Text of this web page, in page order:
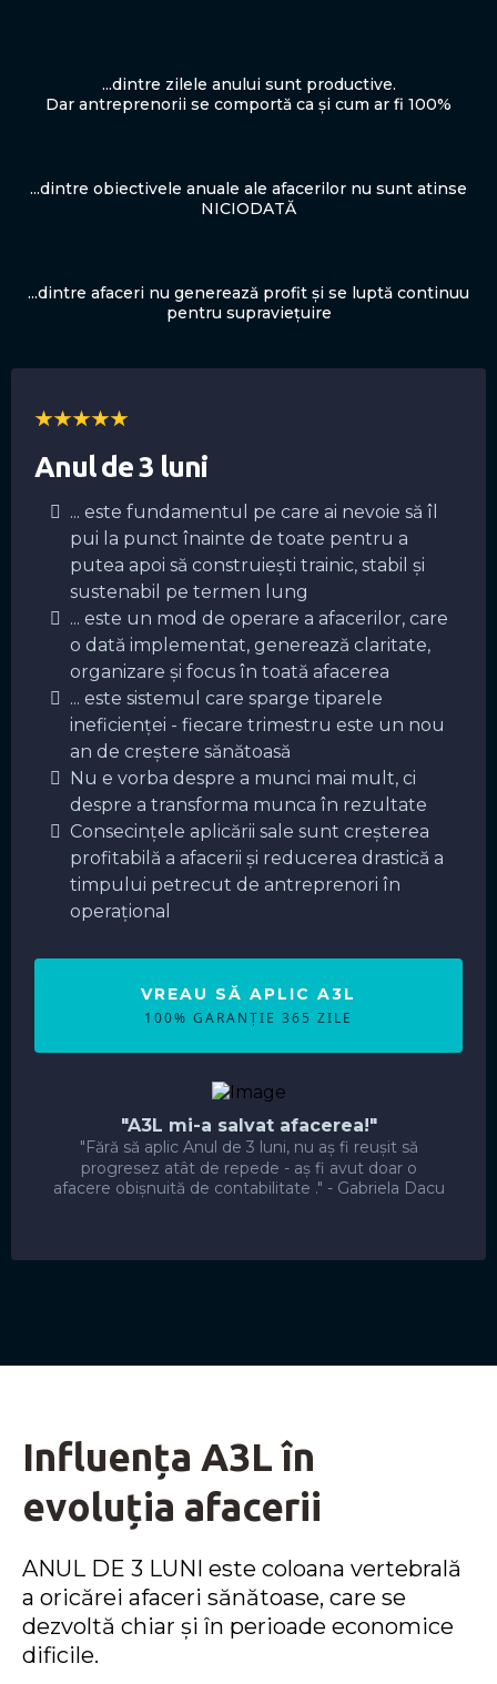
...dintre zilele anului sunt productive.
Dar antreprenorii se comportă ca și cum ar fi 100%
...dintre obiectivele anuale ale afacerilor nu sunt atinse
NICIODATĂ
...dintre afaceri nu generează profit și se luptă continuu
pentru supraviețuire
Anul de 3 luni
... este fundamentul pe care ai nevoie să îl
pui la punct înainte de toate pentru a
putea apoi să construiești trainic, stabil și
sustenabil pe termen lung
... este un mod de operare a afacerilor, care
o dată implementat, generează claritate,
organizare și focus în toată afacerea
... este sistemul care sparge tiparele
ineficienței - fiecare trimestru este un nou
an de creștere sănătoasă
Nu e vorba despre a munci mai mult, ci
despre a transforma munca în rezultate
Consecințele aplicării sale sunt creșterea
profitabilă a afacerii și reducerea drastică a
timpului petrecut de antreprenori în
operațional
VREAU SĂ APLIC A3L
100% GARANȚIE 365 ZILE
"A3L mi-a salvat afacerea!"
"Fără să aplic Anul de 3 luni, nu aș fi reușit să
progresez atât de repede - aș fi avut doar o
afacere obișnuită de contabilitate ." - Gabriela Dacu
Influența A3L în
evoluția afacerii
ANUL DE 3 LUNI este coloana vertebrală
a oricărei afaceri sănătoase, care se
dezvoltă chiar și în perioade economice
dificile.